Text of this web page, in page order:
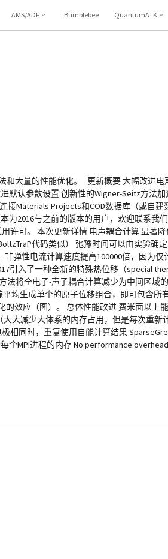
AMS/ADF Bumblebee QuantumATK
和大量的性能优化。 更新概要 大幅改进
认参数设置 创新性的Wigner-Seitz方法
接Materials Projects和COD数据库（或自
2016与之前的版本的用户，欢迎联系我
许可。 本次更新详情 电声耦合计算 显著
代码类似） 弛豫时间可以由实验确
弹性电流计算速度提高100000倍，因为
引入了一种全新的特殊热位移（special
将全电子-声子耦合计算减少为中间区域
均生成单个的原子位移组合，即可包含所
效应（图）。 总体性能改进 费米面以上
大减少大体系的内存占用，但是每次重新
相同时，重复使用自能计算结果
MPI进程的内存 No performance